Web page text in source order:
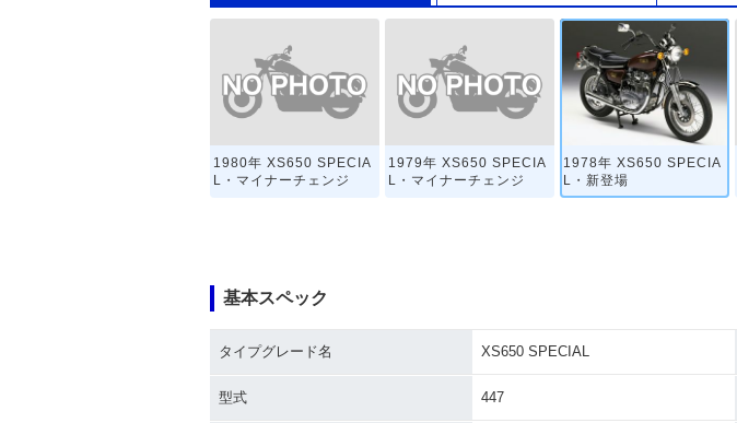
1980年 XS650 SPECIA
L・マイナーチェンジ
1979年 XS650 SPECIA
L・マイナーチェンジ
1978年 XS650 SPECIA
L・新登場
基本スペック
タイプグレード名 XS650 SPECIAL
型式 447